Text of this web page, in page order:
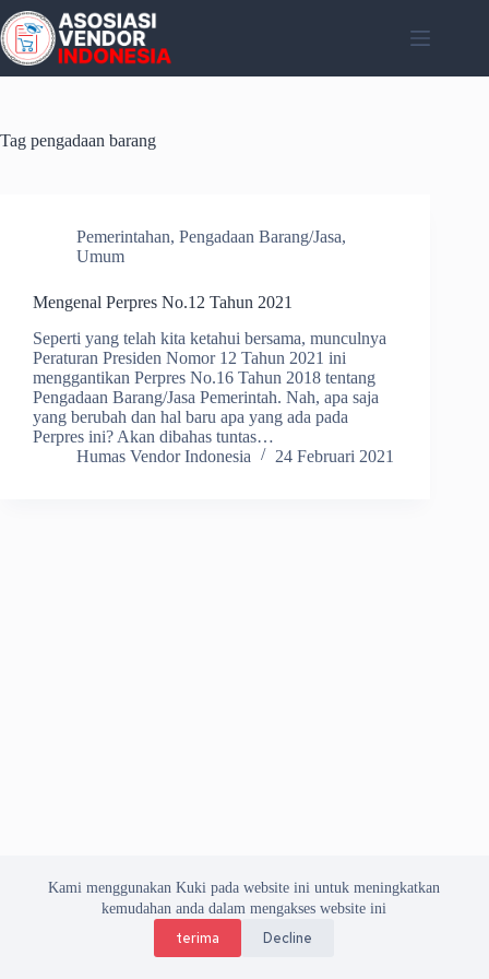
Skip
to
content
Kami menggunakan Kuki pada website ini untuk meningkatkan
kemudahan anda dalam mengakses website ini
terima Decline
Tag pengadaan barang
Pemerintahan, Pengadaan Barang/Jasa,
Umum
Mengenal Perpres No.12 Tahun 2021
Seperti yang telah kita ketahui bersama, munculnya
Peraturan Presiden Nomor 12 Tahun 2021 ini
menggantikan Perpres No.16 Tahun 2018 tentang
Pengadaan Barang/Jasa Pemerintah. Nah, apa saja
yang berubah dan hal baru apa yang ada pada
Perpres ini? Akan dibahas tuntas…
Humas Vendor Indonesia
24 Februari 2021